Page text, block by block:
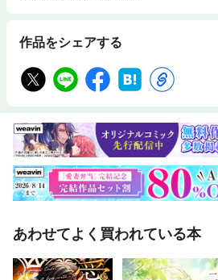
作品をシェアする
あわせてよく買われている本